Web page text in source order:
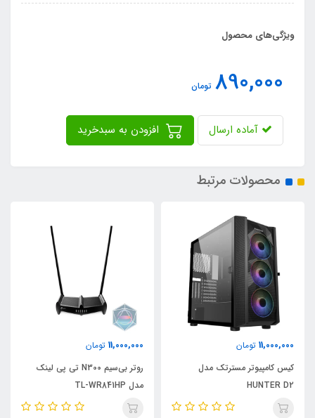
ویژگی‌های محصول
890,000 تومان
آماده ارسال
محصولات مرتبط
11,000,000 تومان
کیس کامپیوتر مسترتک مدل
HUNTER D2
11,000,000 تومان
روتر بی‌سیم N300 تی پی لینک
مدل TL-WR841HP